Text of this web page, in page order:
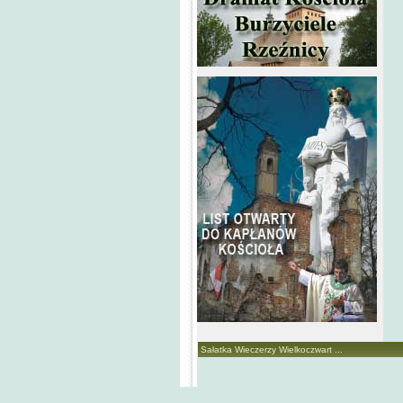
Sałatka Wieczerzy Wielkoczwart ...